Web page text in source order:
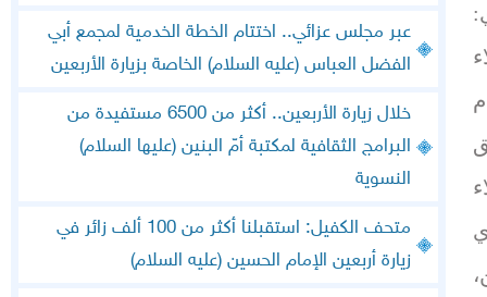
عبر مجلس عزائي.. اختتام الخطة الخدمية لمجمع أبي
الفضل العباس (عليه السلام) الخاصة بزيارة الأربعين
خلال زيارة الأربعين.. أكثر من 6500 مستفيدة من
البرامج الثقافية لمكتبة أمّ البنين (عليها السلام)
النسوية
متحف الكفيل: استقبلنا أكثر من 100 ألف زائر في
زيارة أربعين الإمام الحسين (عليه السلام)